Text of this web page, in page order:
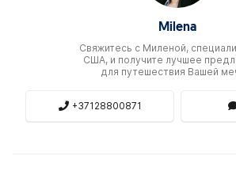
Milena
Свяжитесь c Миленой,
США, и получите лучшее
для путешествия Вашей
+37128800871